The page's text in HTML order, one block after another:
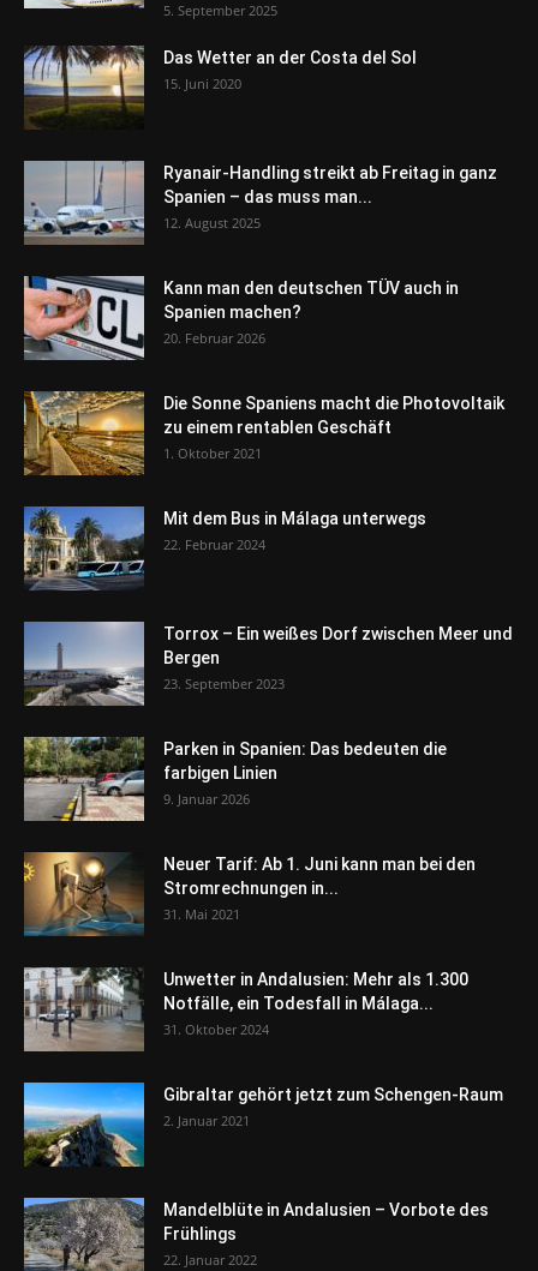
5. September 2025
Das Wetter an der Costa del Sol
15. Juni 2020
Ryanair-Handling streikt ab Freitag in ganz
Spanien – das muss man...
12. August 2025
Kann man den deutschen TÜV auch in
Spanien machen?
20. Februar 2026
Die Sonne Spaniens macht die Photovoltaik
zu einem rentablen Geschäft
1. Oktober 2021
Mit dem Bus in Málaga unterwegs
22. Februar 2024
Torrox – Ein weißes Dorf zwischen Meer und
Bergen
23. September 2023
Parken in Spanien: Das bedeuten die
farbigen Linien
9. Januar 2026
Neuer Tarif: Ab 1. Juni kann man bei den
Stromrechnungen in...
31. Mai 2021
Unwetter in Andalusien: Mehr als 1.300
Notfälle, ein Todesfall in Málaga...
31. Oktober 2024
Gibraltar gehört jetzt zum Schengen-Raum
2. Januar 2021
Mandelblüte in Andalusien – Vorbote des
Frühlings
22. Januar 2022